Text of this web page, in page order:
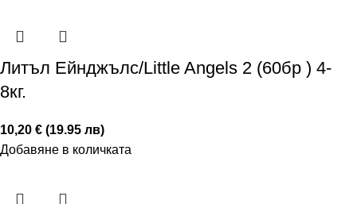
Литъл Ейнджълс/Little Angels 2 (60бр ) 4-
8кг.
10,20 € (19.95 лв)
Добавяне в количката